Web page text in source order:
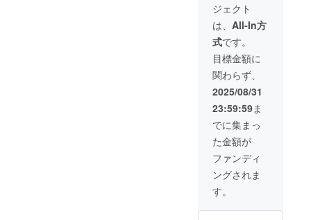
のお気
持ちに
応じた
ご選択
となり
ます。
りがと
うござ
いま
す。 ※
このリ
ターン
は3,000
円／
5,000円
／
10,000
円のリ
ターン
と内容
は同一
です。
ご支援
とって
おきの
猫たち
の日常
写真を
厳選！
「あり
がと
う」の
気持ち
を、猫
たちの
表情に
込め
て。
日々の
え、本
をお送
りしま
す。 形
式：デ
ジタル
写真
（ダウ
ンロー
ド形
式） お
届け方
法：
メール
または
LINEに
てお送
容：支
ジェクト
は、 All-In方
式です。
目標金額に
関わらず、
2025/08/31
23:59:59ま
でに集まっ
た金額が
ファンディ
ングされま
す。